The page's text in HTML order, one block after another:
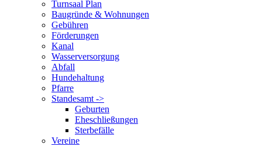
Turnsaal Plan
Baugründe & Wohnungen
Gebühren
Förderungen
Kanal
Wasserversorgung
Abfall
Hundehaltung
Pfarre
Standesamt ->
Geburten
Eheschließungen
Sterbefälle
Vereine